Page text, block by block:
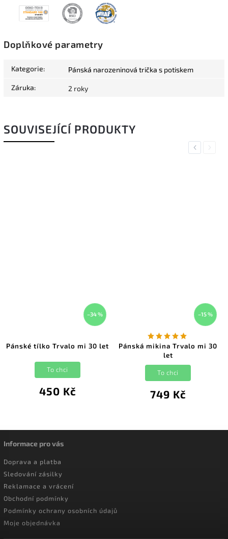
Doplňkové parametry
Kategorie: Pánská narozeninová trička s potiskem
Záruka: 2 roky
SOUVISEJÍCÍ PRODUKTY
Previous
–34 %
Pánské tílko Trvalo mi 30 let
450 Kč
To chci
–15 %
Pánská mikina Trvalo mi 30
let
749 Kč
To chci
Next
Informace pro vás
Doprava a platba
Sledování zásilky
Reklamace a vrácení
Obchodní podmínky
Podmínky ochrany osobních údajů
Moje objednávka